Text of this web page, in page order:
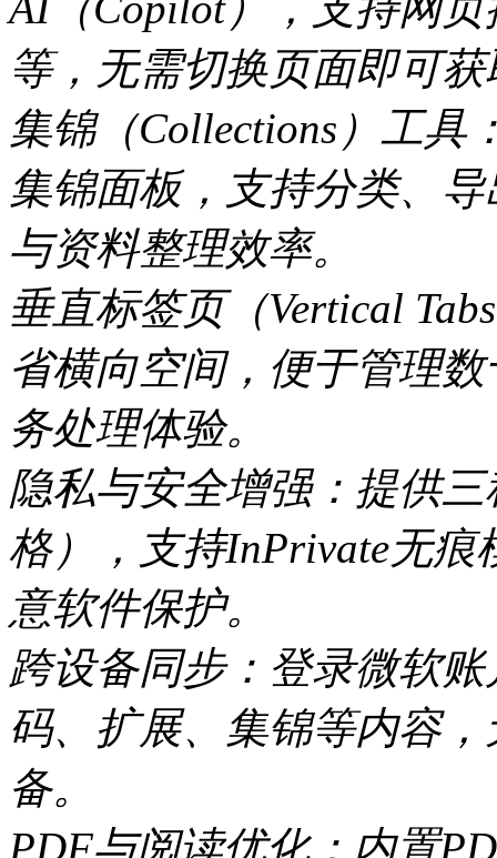
等，无需切换页面即可
集锦（Collections）工具
集锦面板，支持分类、导
与资料整理效率。
垂直标签页（Vertical
省横向空间，便于管理
务处理体验。
隐私与安全增强：提供
格），支持InPrivate无
意软件保护。
跨设备同步：登录微软
码、扩展、集锦等内容
备。
PDF与阅读优化：内置